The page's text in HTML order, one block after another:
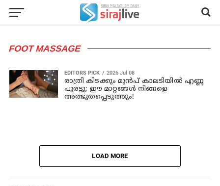
FOOT MASSAGE
EDITORS PICK 2026 Jul 08
രാത്രി കിടക്കും മുൻപ് കാലടിയിൽ എണ്ണ
പുരട്ടൂ; ഈ മാറ്റങ്ങൾ നിങ്ങളെ
അത്ഭുതപ്പെടുത്തും!
LOAD MORE